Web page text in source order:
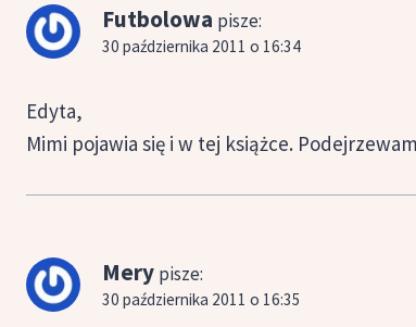
Futbolowa pisze:
30 października 2011 o 16:34
Edyta,
Mimi pojawia się i w tej książce.
Mery pisze:
30 października 2011 o 16:35